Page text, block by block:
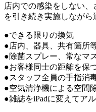
店内での感染をしない
を引き続き実施しながら
●できる限りの換気
●店内、器具、共有箇所
●除菌スプレー、常なマ
●お客様同士の距離を保
●スタッフ全員の手指消
●空気清浄機による空間
●雑誌をiPadに変えてア